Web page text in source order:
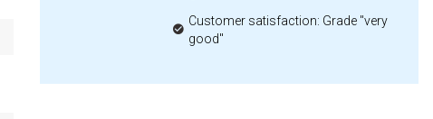
Customer satisfaction: Grade "very
good"